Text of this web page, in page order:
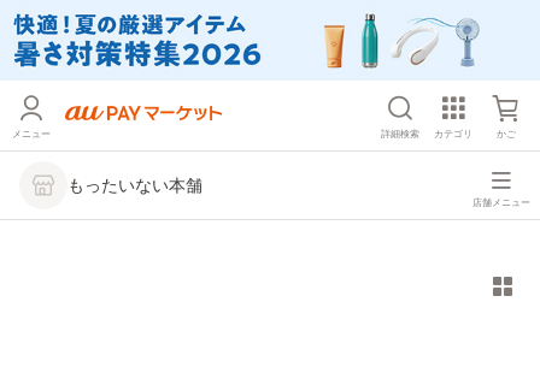
メニュー 詳細検索 カテゴリ かご
もったいない本舗
店舗メニュー